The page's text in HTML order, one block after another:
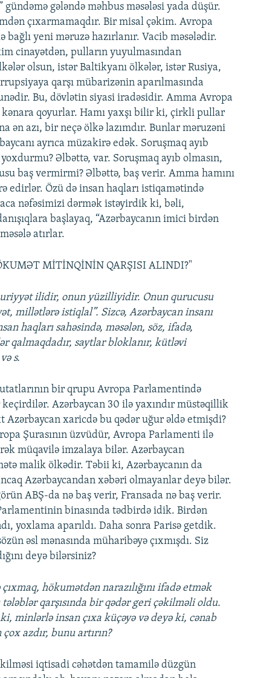
gələndə məhbus məsələsi yada düşür.
çıxarmamaqdır. Bir misal çəkim. Avropa
yeni məruzə hazırlanır. Vacib məsələdir.
cinayətdən, pulların yuyulmasından
olsun, istər Baltikyanı ölkələr, istər Rusiya,
qarşı mübarizənin aparılmasında
Bu, dövlətin siyasi iradəsidir. Amma Avropa
kənara qoyurlar. Hamı yaxşı bilir ki, çirkli pullar
ən azı, bir neçə ölkə lazımdır. Bunlar məruzəni
ayrıca müzakirə edək. Soruşmaq ayıb
Əlbəttə, var. Soruşmaq ayıb olmasın,
baş vermirmi? Əlbəttə, baş verir. Amma hamını
edirlər. Özü də insan haqları istiqamətində
nəfəsimizi dərmək istəyirdik ki, bəli,
başlayaq, “Azərbaycanın imici birdən
atırlar.
MİTİNQİNİN QARŞISI ALINDI?"
ilidir, onun yüzilliyidir. Onun qurucusu
millətlərə istiqlal”. Sizcə, Azərbaycan insanı
haqları sahəsində, məsələn, söz, ifadə,
qalmaqdadır, saytlar bloklanır, kütləvi
s.
bir qrupu Avropa Parlamentində
Azərbaycan 30 ilə yaxındır müstəqillik
Azərbaycan xaricdə bu qədər uğur əldə etmişdi?
Şurasının üzvüdür, Avropa Parlamenti ilə
müqavilə imzalaya bilər. Azərbaycan
malik ölkədir. Təbii ki, Azərbaycanın da
Azərbaycandan xəbəri olmayanlar deyə bilər.
ABŞ-da nə baş verir, Fransada nə baş verir.
binasında tədbirdə idik. Birdən
yoxlama aparıldı. Daha sonra Parisə getdik.
əsl mənasında müharibəyə çıxmışdı. Siz
deyə bilərsiniz?
hökumətdən narazılığını ifadə etmək
qarşısında bir qədər geri çəkilməli oldu.
minlərlə insan çıxa küçəyə və deyə ki, cənab
azdır, bunu artırın?
iqtisadi cəhətdən tamamilə düzgün